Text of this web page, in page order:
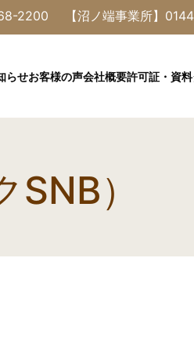
2200 【沼ノ端事業所】
らせお客様の声会社概要許可証・資
）